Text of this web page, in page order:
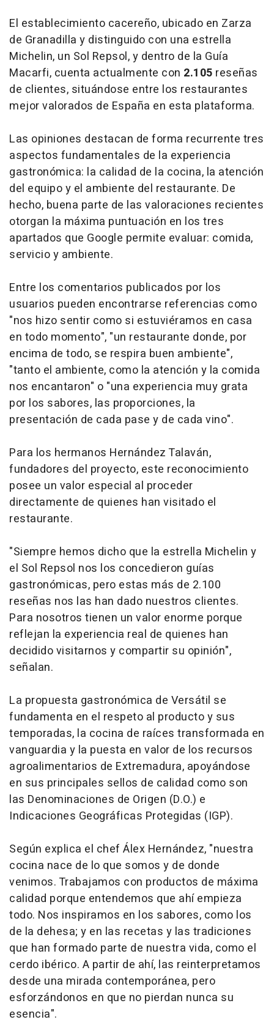
El establecimiento cacereño, ubicado en Zarza
de Granadilla y distinguido con una estrella
Michelin, un Sol Repsol, y dentro de la Guía
Macarfi, cuenta actualmente con 2.105 reseñas
de clientes, situándose entre los restaurantes
mejor valorados de España en esta plataforma.
Las opiniones destacan de forma recurrente tres
aspectos fundamentales de la experiencia
gastronómica: la calidad de la cocina, la atención
del equipo y el ambiente del restaurante. De
hecho, buena parte de las valoraciones recientes
otorgan la máxima puntuación en los tres
apartados que Google permite evaluar: comida,
servicio y ambiente.
Entre los comentarios publicados por los
usuarios pueden encontrarse referencias como
"nos hizo sentir como si estuviéramos en casa
en todo momento", "un restaurante donde, por
encima de todo, se respira buen ambiente",
"tanto el ambiente, como la atención y la comida
nos encantaron" o "una experiencia muy grata
por los sabores, las proporciones, la
presentación de cada pase y de cada vino".
Para los hermanos Hernández Talaván,
fundadores del proyecto, este reconocimiento
posee un valor especial al proceder
directamente de quienes han visitado el
restaurante.
"Siempre hemos dicho que la estrella Michelin y
el Sol Repsol nos los concedieron guías
gastronómicas, pero estas más de 2.100
reseñas nos las han dado nuestros clientes.
Para nosotros tienen un valor enorme porque
reflejan la experiencia real de quienes han
decidido visitarnos y compartir su opinión",
señalan.
La propuesta gastronómica de Versátil se
fundamenta en el respeto al producto y sus
temporadas, la cocina de raíces transformada en
vanguardia y la puesta en valor de los recursos
agroalimentarios de Extremadura, apoyándose
en sus principales sellos de calidad como son
las Denominaciones de Origen (D.O.) e
Indicaciones Geográficas Protegidas (IGP).
Según explica el chef Álex Hernández, "nuestra
cocina nace de lo que somos y de donde
venimos. Trabajamos con productos de máxima
calidad porque entendemos que ahí empieza
todo. Nos inspiramos en los sabores, como los
de la dehesa; y en las recetas y las tradiciones
que han formado parte de nuestra vida, como el
cerdo ibérico. A partir de ahí, las reinterpretamos
desde una mirada contemporánea, pero
esforzándonos en que no pierdan nunca su
esencia".